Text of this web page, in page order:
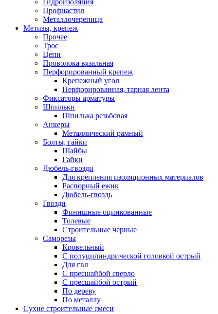
Гидроизоляция
Профнастил
Металлочерепица
Метизы, крепеж
Прочее
Трос
Цепи
Проволока вязальная
Перфорированный крепеж
Крепежный угол
Перфорированная, тарная лента
Фиксаторы арматуры
Шпильки
Шпилька резьбовая
Анкеры
Металлический рамный
Болты, гайки
Шайбы
Гайки
Дюбель-гвозди
Для крепления изоляционных материалов
Распорный ежик
Дюбель-гвоздь
Гвозди
Финишные оцинкованные
Толевые
Строительные черные
Саморезы
Кровельный
С полуцилиндрической головкой острый
Для гвл
С пресшайбой сверло
С пресшайбой острый
По дереву
По металлу
Сухие строительные смеси